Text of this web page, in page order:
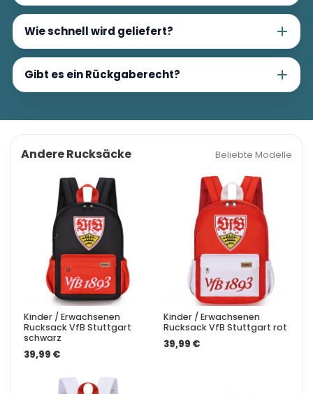
Wie schnell wird geliefert?
Gibt es ein Rückgaberecht?
Andere Rucksäcke Beliebte Modelle
Kinder / Erwachsenen
Rucksack VfB Stuttgart
schwarz
39,99 €
Kinder / Erwachsenen
Rucksack VfB Stuttgart rot
39,99 €